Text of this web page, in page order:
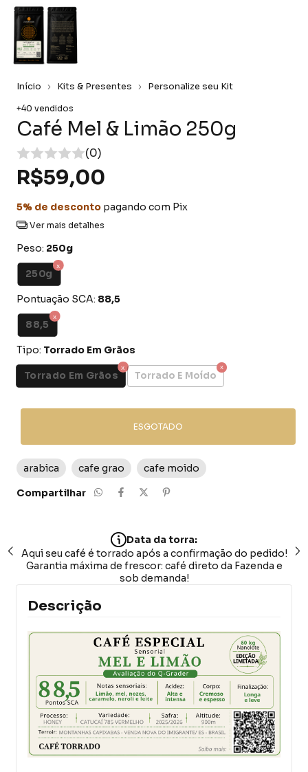
Início Kits & Presentes Personalize seu Kit
+40 vendidos
Café Mel & Limão 250g
(0)
R$59,00
5% de desconto pagando com Pix
Ver mais detalhes
Peso: 250g
250g
Pontuação SCA: 88,5
88,5
Tipo: Torrado Em Grãos
Torrado Em Grãos Torrado E Moído
arabica cafe grao
cafe moido
Compartilhar
Data da torra:
Aqui seu café é torrado após a confirmação do pedido!
Garantia máxima de frescor: café direto da Fazenda e
sob demanda!
Descrição